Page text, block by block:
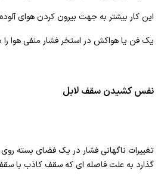
این کار بیشتر به جهت بیرون کردن هوای
یک فن یا هواکش در استخر فشار منفی هوا را
نفس کشیدن سقف لابل
تغییرات ناگهانی فشار در یک فضای بسته
گذارد به علت فاصله ای که سقف کاذب با